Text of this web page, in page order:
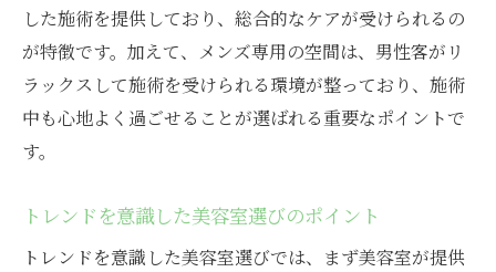
した施術を提供しており、総合的なケアが受けられるの
が特徴です。加えて、メンズ専用の空間は、男性客がリ
ラックスして施術を受けられる環境が整っており、施術
中も心地よく過ごせることが選ばれる重要なポイントで
す。
トレンドを意識した美容室選びのポイント
トレンドを意識した美容室選びでは、まず美容室が提供